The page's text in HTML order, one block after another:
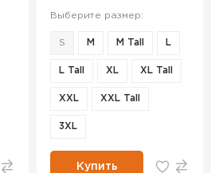
Выберите размер:
S M M Tall L
L Tall XL XL Tall
XXL XXL Tall
3XL
Купить